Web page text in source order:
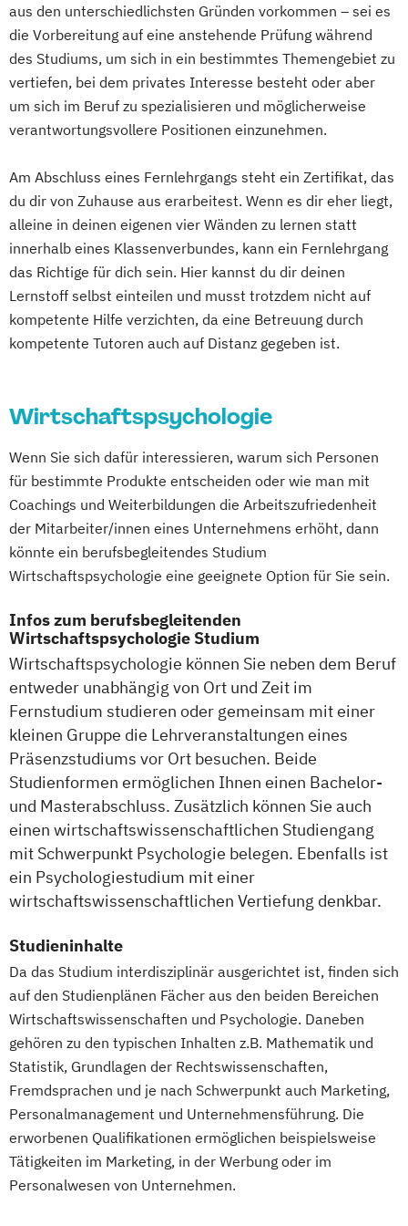
Maschinenbau und Management
Personalmanager:in (FH) Psychologie und
Recht
Pharmazieökonom:in (FH)
Produktionsmanager:in (FH) für
Produktmanager:in (FH)
Projektmanager:in (FH) für Werkzeug- und
Formenbau
Qualitätsmanager:in (FH) für Fertigungs-
und Organisationsprozesse
Regulierungsmanager:in (FH)
Steuerrecht und Steuerlehre
Techniker*in (FH) für erneuerbare Energien
Unternehmensführung
Vertragsmanager:in (FH)
Vertriebsmanager:in (FH)
Wirtschaftsinformatik und Digitale
Transformation
Wirtschaftsingenieurwesen und
Digitalisierung
Wirtschaftsrecht
aus den unterschiedlichsten Gründen vorkommen – sei es
die Vorbereitung auf eine anstehende Prüfung während
des Studiums, um sich in ein bestimmtes Themengebiet zu
vertiefen, bei dem privates Interesse besteht oder aber
um sich im Beruf zu spezialisieren und möglicherweise
verantwortungsvollere Positionen einzunehmen.
Am Abschluss eines Fernlehrgangs steht ein Zertifikat, das
du dir von Zuhause aus erarbeitest. Wenn es dir eher liegt,
alleine in deinen eigenen vier Wänden zu lernen statt
innerhalb eines Klassenverbundes, kann ein Fernlehrgang
das Richtige für dich sein. Hier kannst du dir deinen
Lernstoff selbst einteilen und musst trotzdem nicht auf
kompetente Hilfe verzichten, da eine Betreuung durch
kompetente Tutoren auch auf Distanz gegeben ist.
Wirtschaftspsychologie
Wenn Sie sich dafür interessieren, warum sich Personen
für bestimmte Produkte entscheiden oder wie man mit
Coachings und Weiterbildungen die Arbeitszufriedenheit
der Mitarbeiter/innen eines Unternehmens erhöht, dann
könnte ein berufsbegleitendes Studium
Wirtschaftspsychologie eine geeignete Option für Sie sein.
Infos zum berufsbegleitenden
Wirtschaftspsychologie Studium
Wirtschaftspsychologie können Sie neben dem Beruf
entweder unabhängig von Ort und Zeit im
Fernstudium studieren oder gemeinsam mit einer
kleinen Gruppe die Lehrveranstaltungen eines
Präsenzstudiums vor Ort besuchen. Beide
Studienformen ermöglichen Ihnen einen Bachelor-
und Masterabschluss. Zusätzlich können Sie auch
einen wirtschaftswissenschaftlichen Studiengang
mit Schwerpunkt Psychologie belegen. Ebenfalls ist
ein Psychologiestudium mit einer
wirtschaftswissenschaftlichen Vertiefung denkbar.
Studieninhalte
Da das Studium interdisziplinär ausgerichtet ist, finden sich
auf den Studienplänen Fächer aus den beiden Bereichen
Wirtschaftswissenschaften und Psychologie. Daneben
gehören zu den typischen Inhalten z.B. Mathematik und
Statistik, Grundlagen der Rechtswissenschaften,
Fremdsprachen und je nach Schwerpunkt auch Marketing,
Personalmanagement und Unternehmensführung. Die
erworbenen Qualifikationen ermöglichen beispielsweise
Tätigkeiten im Marketing, in der Werbung oder im
Personalwesen von Unternehmen.